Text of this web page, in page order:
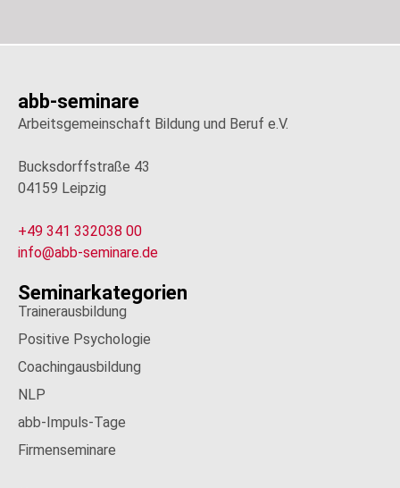
abb-seminare
Arbeitsgemeinschaft Bildung und Beruf e.V.
Bucksdorffstraße 43
04159 Leipzig
+49 341 332038 00
info@abb-seminare.de
Seminarkategorien
Trainerausbildung
Positive Psychologie
Coachingausbildung
NLP
abb-Impuls-Tage
Firmenseminare